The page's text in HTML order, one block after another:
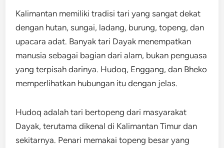
Kalimantan memiliki tradisi tari yang sangat dekat
dengan hutan, sungai, ladang, burung, topeng, dan
upacara adat. Banyak tari Dayak menempatkan
manusia sebagai bagian dari alam, bukan penguasa
yang terpisah darinya. Hudoq, Enggang, dan Bheko
memperlihatkan hubungan itu dengan jelas.
Hudoq adalah tari bertopeng dari masyarakat
Dayak, terutama dikenal di Kalimantan Timur dan
sekitarnya. Penari memakai topeng besar yang